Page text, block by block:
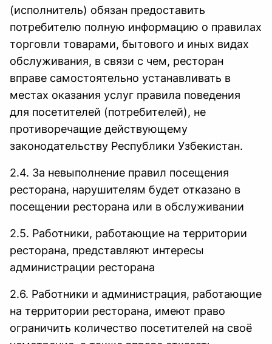
(исполнитель) обязан предоставить
потребителю полную информацию о правилах
торговли товарами, бытового и иных видах
обслуживания, в связи с чем, ресторан
вправе самостоятельно устанавливать в
местах оказания услуг правила поведения
для посетителей (потребителей), не
противоречащие действующему
законодательству Республики Узбекистан.
2.4. За невыполнение правил посещения
ресторана, нарушителям будет отказано в
посещении ресторана или в обслуживании
2.5. Работники, работающие на территории
ресторана, представляют интересы
администрации ресторана
2.6. Работники и администрация, работающие
на территории ресторана, имеют право
ограничить количество посетителей на своё